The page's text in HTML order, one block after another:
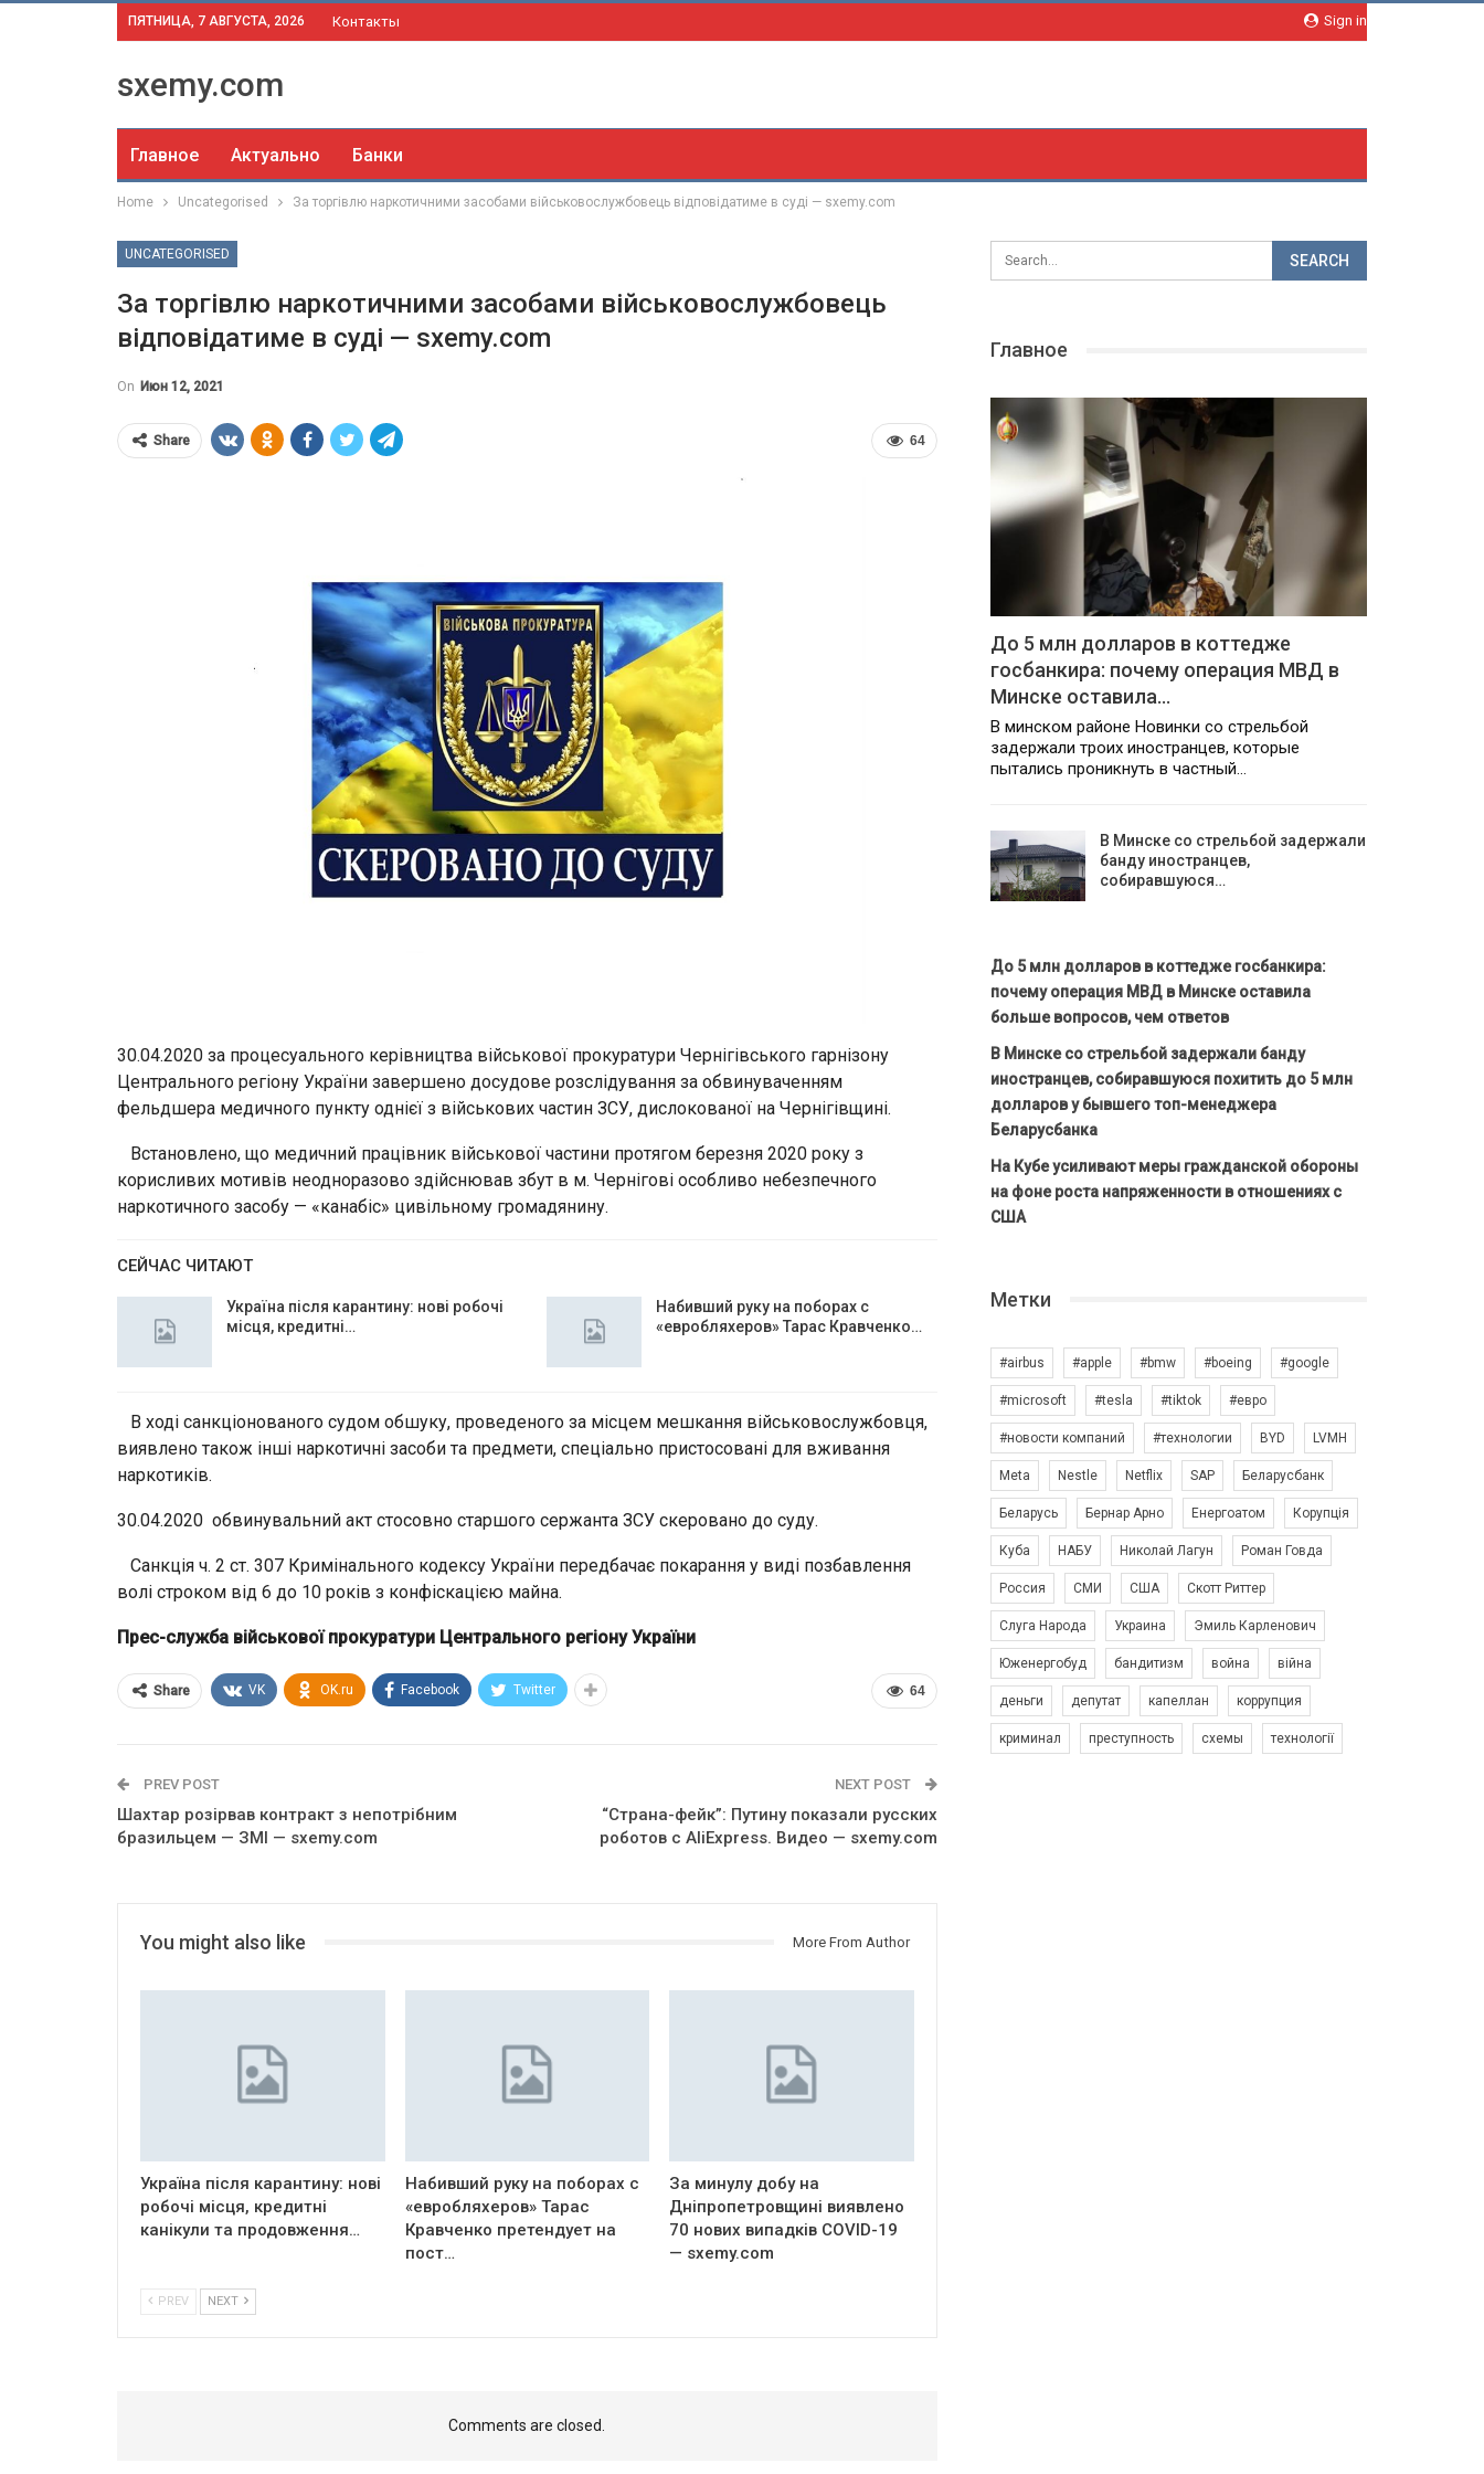
Sign in
ПЯТНИЦА, 7 АВГУСТА, 2026 Контакты
sxemy.com
Главное Актуально Банки
Home Uncategorised За торгівлю наркотичними засобами військовослужбовець відповідатиме в суді — sxemy.com
UNCATEGORISED
За торгівлю наркотичними засобами військовослужбовець
відповідатиме в суді — sxemy.com
On Июн 12, 2021
64
Share
30.04.2020 за процесуального керівництва військової прокуратури Чернігівського гарнізону
Центрального регіону України завершено досудове розслідування за обвинуваченням
фельдшера медичного пункту однієї з військових частин ЗСУ, дислокованої на Чернігівщині.
Встановлено, що медичний працівник військової частини протягом березня 2020 року з
корисливих мотивів неодноразово здійснював збут в м. Чернігові особливо небезпечного
наркотичного засобу — «канабіс» цивільному громадянину.
СЕЙЧАС ЧИТАЮТ
Україна після карантину: нові робочі
місця, кредитні…
Набивший руку на поборах с
«евробляхеров» Тарас Кравченко…
В ході санкціонованого судом обшуку, проведеного за місцем мешкання військовослужбовця,
виявлено також інші наркотичні засоби та предмети, спеціально пристосовані для вживання
наркотиків.
30.04.2020 обвинувальний акт стосовно старшого сержанта ЗСУ скеровано до суду.
Санкція ч. 2 ст. 307 Кримінального кодексу України передбачає покарання у виді позбавлення
волі строком від 6 до 10 років з конфіскацією майна.
Прес-служба військової прокуратури Центрального регіону України
64
Share VK OK.ru Facebook Twitter
PREV POST
Шахтар розірвав контракт з непотрібним
бразильцем — ЗМІ — sxemy.com
NEXT POST
“Страна-фейк”: Путину показали русских
роботов с AliExpress. Видео — sxemy.com
You might also like More From Author
Україна після карантину: нові
робочі місця, кредитні
канікули та продовження…
Набивший руку на поборах с
«евробляхеров» Тарас
Кравченко претендует на
пост…
За минулу добу на
Дніпропетровщині виявлено
70 нових випадків COVID-19
— sxemy.com
PREV NEXT
Comments are closed.
Главное
До 5 млн долларов в коттедже
госбанкира: почему операция МВД в
Минске оставила…
В минском районе Новинки со стрельбой
задержали троих иностранцев, которые
пытались проникнуть в частный…
В Минске со стрельбой задержали
банду иностранцев,
собиравшуюся…
До 5 млн долларов в коттедже госбанкира:
почему операция МВД в Минске оставила
больше вопросов, чем ответов
В Минске со стрельбой задержали банду
иностранцев, собиравшуюся похитить до 5 млн
долларов у бывшего топ-менеджера
Беларусбанка
На Кубе усиливают меры гражданской обороны
на фоне роста напряженности в отношениях с
США
Метки
#airbus #apple #bmw #boeing #google
#microsoft #tesla #tiktok #евро
#новости компаний #технологии BYD LVMH
Meta Nestle Netflix SAP Беларусбанк
Беларусь Бернар Арно Енергоатом Корупція
Куба НАБУ Николай Лагун Роман Говда
Россия СМИ США Скотт Риттер
Слуга Народа Украина Эмиль Карленович
Юженергобуд бандитизм война війна
деньги депутат капеллан коррупция
криминал преступность схемы технології